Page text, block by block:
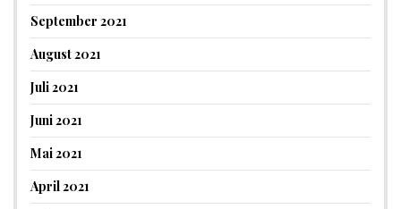
September 2021
August 2021
Juli 2021
Juni 2021
Mai 2021
April 2021